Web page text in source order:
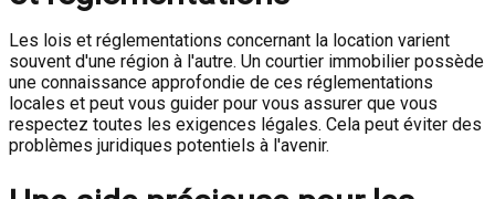
Les lois et réglementations concernant la location varient
souvent d'une région à l'autre. Un courtier immobilier possède
une connaissance approfondie de ces réglementations
locales et peut vous guider pour vous assurer que vous
respectez toutes les exigences légales. Cela peut éviter des
problèmes juridiques potentiels à l'avenir.